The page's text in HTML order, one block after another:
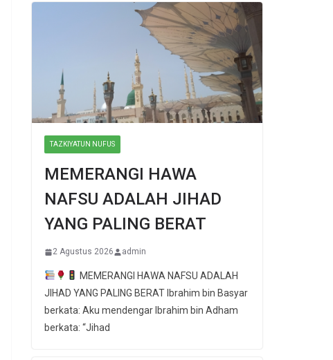
TAZKIYATUN NUFUS
MEMERANGI HAWA
NAFSU ADALAH JIHAD
YANG PALING BERAT
2 Agustus 2026 admin
MEMERANGI HAWA NAFSU ADALAH
JIHAD YANG PALING BERAT Ibrahim bin Basyar
berkata: Aku mendengar Ibrahim bin Adham
berkata: “Jihad